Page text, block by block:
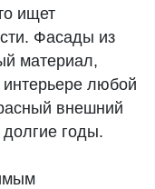
ищет
Фасады из
материал,
любой
внешний
долгие годы.